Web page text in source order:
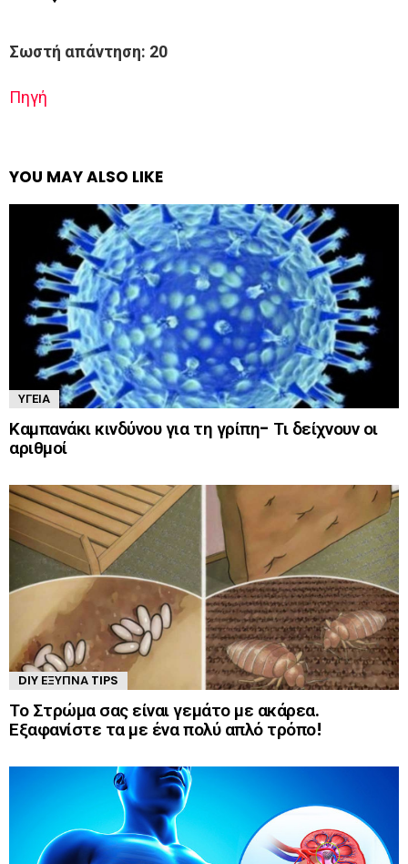
Σωστή απάντηση: 20
Πηγή
YOU MAY ALSO LIKE
ΥΓΕΊΑ
Καμπανάκι κινδύνου για τη γρίπη- Τι δείχνουν οι
αριθμοί
DIY ΈΞΥΠΝΑ TIPS
Το Στρώμα σας είναι γεμάτο με ακάρεα.
Εξαφανίστε τα με ένα πολύ απλό τρόπο!